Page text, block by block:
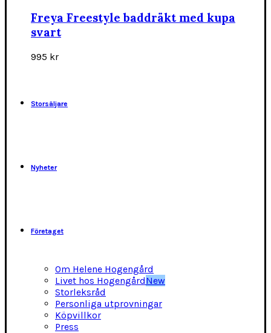
varianter.
Freya Freestyle baddräkt med kupa
svart
995 kr
Storsäljare
Nyheter
Företaget
Om Helene Hogengård
Livet hos HogengårdNew
Storleksråd
Personliga utprovningar
Köpvillkor
Press